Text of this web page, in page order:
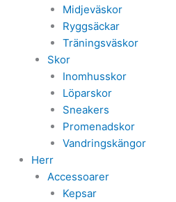
Midjeväskor
Ryggsäckar
Träningsväskor
Skor
Inomhusskor
Löparskor
Sneakers
Promenadskor
Vandringskängor
Herr
Accessoarer
Kepsar